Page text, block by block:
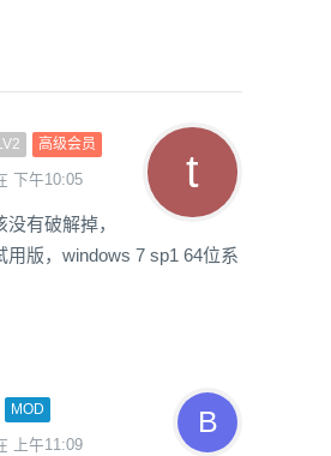
高级会员
下午10:05
有破解掉，
用版，windows 7 sp1 64位系
MOD
上午11:09